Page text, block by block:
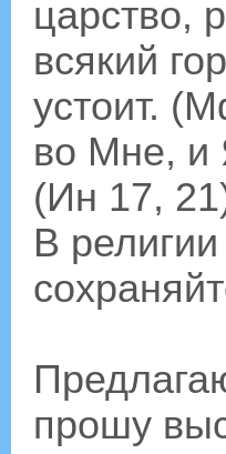
царство,
всякий
устоит.
во Мне, и
(Ин 17,
В
прошу